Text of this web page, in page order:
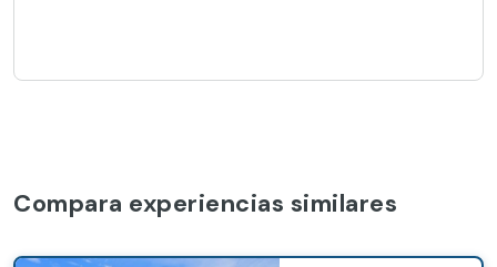
Compara experiencias similares